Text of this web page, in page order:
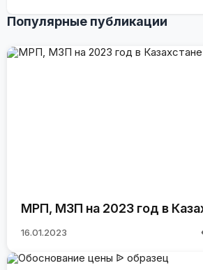
Популярные публикации
МРП, МЗП на 2023 год в
16.01.2023